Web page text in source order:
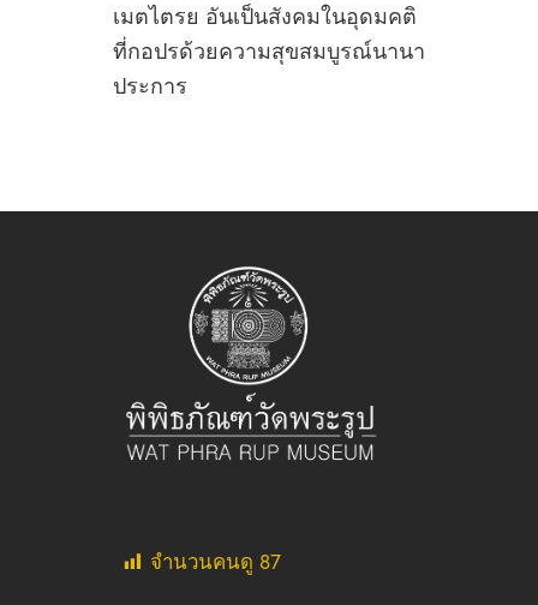
เมตไตรย อันเป็นสังคมในอุดมคติ
ที่กอปรด้วยความสุขสมบูรณ์นานา
ประการ
จำนวนคนดู 87